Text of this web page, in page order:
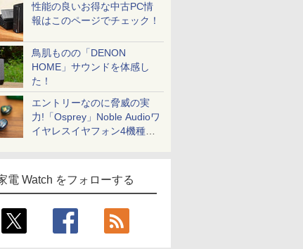
性能の良いお得な中古PC情
報はこのページでチェック！
鳥肌ものの「DENON
HOME」サウンドを体感し
た！
エントリーなのに脅威の実
力!「Osprey」Noble Audioワ
イヤレスイヤフォン4機種を
電 Watch をフォローする